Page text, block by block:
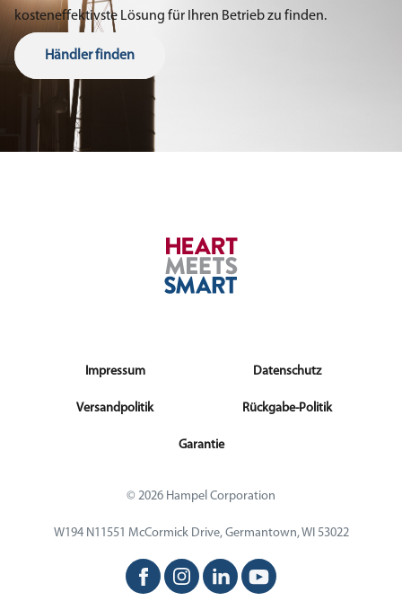
kosteneffektivste Lösung für Ihren Betrieb zu finden.
Händler finden
Impressum Datenschutz
Versandpolitik Rückgabe-Politik
Garantie
© 2026 Hampel Corporation
W194 N11551 McCormick Drive, Germantown, WI 53022